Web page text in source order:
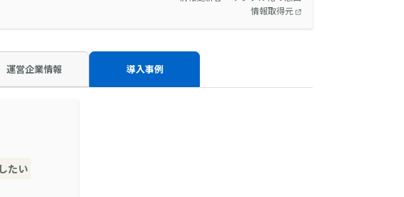
情報取得元
運営企業情報 導入事例
たい